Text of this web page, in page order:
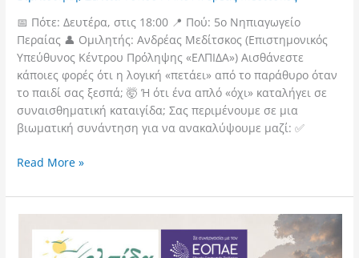
📅 Πότε: Δευτέρα, στις 18:00 📍 Πού: 5ο Νηπιαγωγείο
Περαίας 👤 Ομιλητής: Ανδρέας Μεδίτσκος (Επιστημονικός
Υπεύθυνος Κέντρου Πρόληψης «ΕΛΠΙΔΑ») Αισθάνεστε
κάποιες φορές ότι η λογική «πετάει» από το παράθυρο όταν
το παιδί σας ξεσπά; 🤯 Ή ότι ένα απλό «όχι» καταλήγει σε
συναισθηματική καταιγίδα; Σας περιμένουμε σε μια
βιωματική συνάντηση για να ανακαλύψουμε μαζί: ✅
του
παιδιού
δεν
είναι
εχθρός,
αλλά
μια
ευκαιρία
σύνδεση!
Read More »
Συναντήσεις